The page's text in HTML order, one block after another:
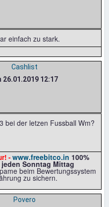
einfach zu stark.
Cashlist
26.01.2019 12:17
bei der letzen Fussball Wm?
- www.freebitco.in 100%
Sonntag Mittag
beim Bewertungssystem
zu sichern.
Povero